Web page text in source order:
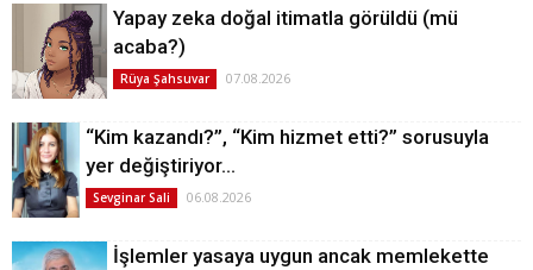
Yapay zeka doğal itimatla görüldü (mü
acaba?)
Rüya Şahsuvar 07.08.2026
“Kim kazandı?”, “Kim hizmet etti?” sorusuyla
yer değiştiriyor…
Sevginar Sali 06.08.2026
İşlemler yasaya uygun ancak memlekette